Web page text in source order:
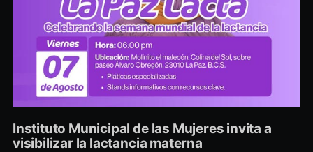
Instituto Municipal de las Mujeres invita a
visibilizar la lactancia materna